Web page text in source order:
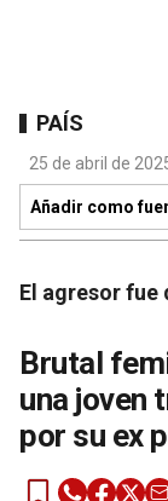
PAÍS
25 de abril de
Añadir como
El agresor fue
Brutal
una joven
por su ex